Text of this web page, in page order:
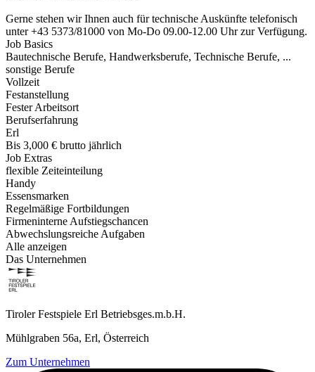
Gerne stehen wir Ihnen auch für technische Auskünfte telefonisch
unter +43 5373/81000 von Mo-Do 09.00-12.00 Uhr zur Verfügung.
Job Basics
Bautechnische Berufe, Handwerksberufe, Technische Berufe, ...
sonstige Berufe
Vollzeit
Festanstellung
Fester Arbeitsort
Berufserfahrung
Erl
Bis 3,000 € brutto jährlich
Job Extras
flexible Zeiteinteilung
Handy
Essensmarken
Regelmäßige Fortbildungen
Firmeninterne Aufstiegschancen
Abwechslungsreiche Aufgaben
Alle anzeigen
Das Unternehmen
Tiroler Festspiele Erl Betriebsges.m.b.H.
Mühlgraben 56a, Erl, Österreich
Zum Unternehmen